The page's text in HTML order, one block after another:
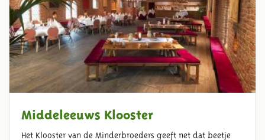
Middeleeuws Klooster
Het Klooster van de Minderbroeders geeft net dat beetje